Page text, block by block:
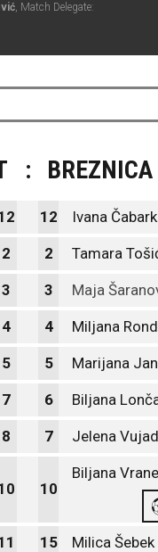
, Match Delegate:
: BREZNICA
12 Ivana
2 2 Tamara
3 3 Maja
4 4 Miljana
5 5 Marijana
7 6 Biljana
8 7 Jelena
10
Biljana
15 Milica Šebek